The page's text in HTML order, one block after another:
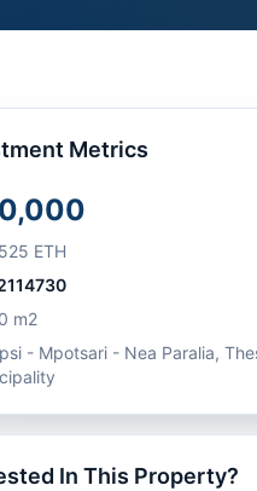
Metrics
ETH
m2
- Mpotsari - Nea Paralia,
In This Property?